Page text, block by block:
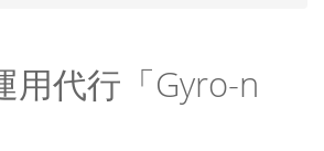
用代行「Gyro-n